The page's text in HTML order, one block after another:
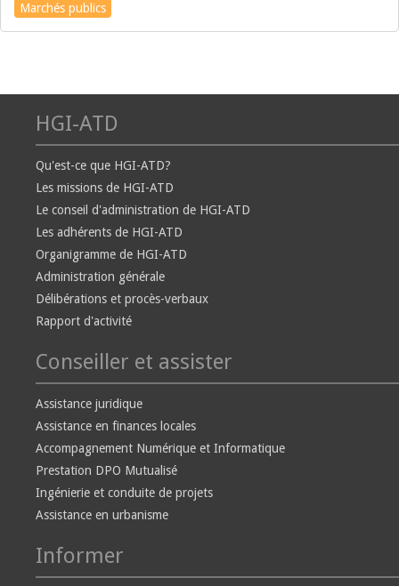
Marchés publics
HGI-ATD
Qu'est-ce que HGI-ATD?
Les missions de HGI-ATD
Le conseil d'administration de HGI-ATD
Les adhérents de HGI-ATD
Organigramme de HGI-ATD
Administration générale
Délibérations et procès-verbaux
Rapport d'activité
Conseiller et assister
Assistance juridique
Assistance en finances locales
Accompagnement Numérique et Informatique
Prestation DPO Mutualisé
Ingénierie et conduite de projets
Assistance en urbanisme
Informer